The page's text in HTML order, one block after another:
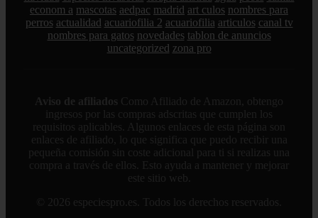
econom a mascotas aedpac madrid art culos nombres para
perros actualidad acuariofilia 2 acuariofilia articulos canal tv
nombres para gatos novedades tablon de anuncios
uncategorized zona pro
Aviso de afiliados Como Afiliado de Amazon, obtengo
ingresos por las compras adscritas que cumplen los
requisitos aplicables. Algunos enlaces de esta página son
enlaces de afiliado, lo que significa que puedo recibir una
pequeña comisión sin coste adicional para ti si realizas una
compra a través de ellos. Esto ayuda a mantener y mejorar
este sitio web.
© 2026 especiespro.es. Todos los derechos reservados.